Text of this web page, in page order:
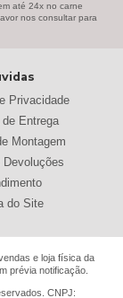
até 24x no carne
nos consultar para
Privacidade
Entrega
Montagem
do Site
e loja física da
prévia notificação.
CNPJ: